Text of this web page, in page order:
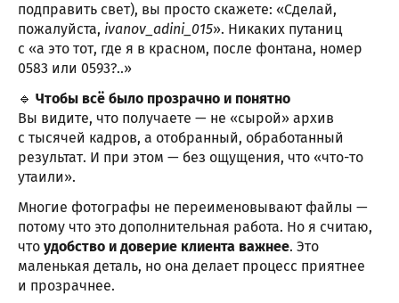
подправить свет), вы просто скажете: «Сделай,
пожалуйста, ivanov_adini_015». Никаких путаниц
с «а это тот, где я в красном, после фонтана, номер
0583 или 0593?..»
🔹 Чтобы всё было прозрачно и понятно
Вы видите, что получаете — не «сырой» архив
с тысячей кадров, а отобранный, обработанный
результат. И при этом — без ощущения, что «что-то
утаили».
Многие фотографы не переименовывают файлы —
потому что это дополнительная работа. Но я считаю,
что удобство и доверие клиента важнее. Это
маленькая деталь, но она делает процесс приятнее
и прозрачнее.